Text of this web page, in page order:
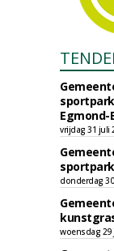
Egmond-
vrijdag 31 juli
sportpark
donderdag
woensdag 29